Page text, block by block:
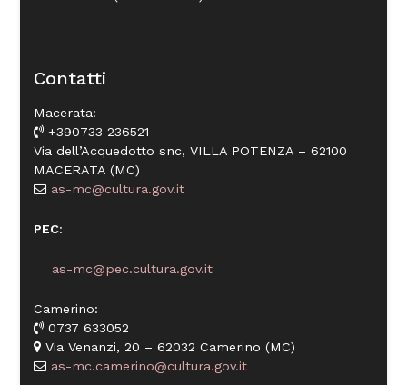
Contatti
Macerata:
+390733 236521
Via dell’Acquedotto snc, VILLA POTENZA – 62100
MACERATA (MC)
as-mc@cultura.gov.it
PEC:
as-mc@pec.cultura.gov.it
Camerino:
0737 633052
Via Venanzi, 20 – 62032 Camerino (MC)
as-mc.camerino@cultura.gov.it